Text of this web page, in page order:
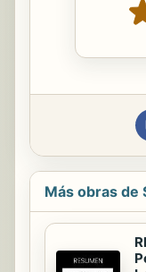
Más obras de